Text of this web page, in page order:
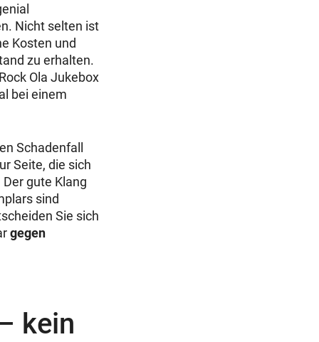
Nicht selten ist
Kosten und
zu erhalten.
Ola Jukebox
bei einem
Schadenfall
Seite, die sich
gute Klang
sind
Sie sich
gegen
kein